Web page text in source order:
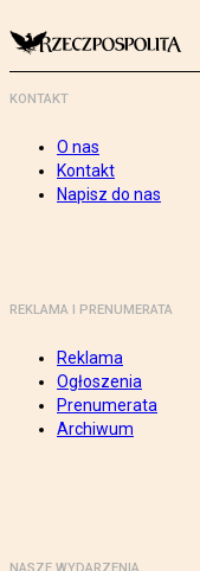
KONTAKT
O nas
Kontakt
Napisz do nas
REKLAMA I PRENUMERATA
Reklama
Ogłoszenia
Prenumerata
Archiwum